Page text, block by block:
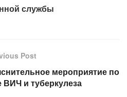
службы
Post
мероприятие по
ВИЧ и туберкулеза